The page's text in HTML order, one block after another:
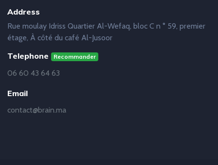
Address
Rue moulay Idriss Quartier Al-Wefaq, bloc C n ° 59, premier
étage, À côté du café Al-Jusoor
Telephone Recommander
06 60 43 64 63
Email
contact@brain.ma